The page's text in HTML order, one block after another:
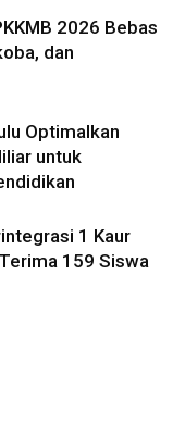
2026 Bebas
dan
Optimalkan
untuk
1 Kaur
159 Siswa